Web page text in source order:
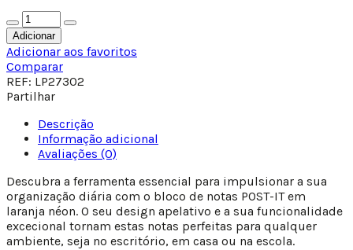
Adicionar
Adicionar aos favoritos
Comparar
REF: LP27302
Partilhar
Descrição
Informação adicional
Avaliações (0)
Descubra a ferramenta essencial para impulsionar a sua
organização diária com o bloco de notas POST-IT em
laranja néon. O seu design apelativo e a sua funcionalidade
excecional tornam estas notas perfeitas para qualquer
ambiente, seja no escritório, em casa ou na escola.